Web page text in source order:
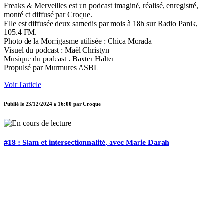
Freaks & Merveilles est un podcast imaginé, réalisé, enregistré,
monté et diffusé par Croque.
Elle est diffusée deux samedis par mois à 18h sur Radio Panik,
105.4 FM.
Photo de la Morrigasme utilisée : Chica Morada
Visuel du podcast : Maël Christyn
Musique du podcast : Baxter Halter
Propulsé par Murmures ASBL
Voir l'article
Publié le 23/12/2024 à 16:00 par Croque
#18 : Slam et intersectionnalité, avec Marie Darah